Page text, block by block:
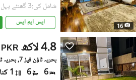
16
شامل کی:3 گھنٹے پہل
ایس ایم ایس
PKR 4.8 لاکھ
بحریہ ٹاؤن فیز 7, بحریہ ٹاؤن راولپنڈی
6
6 1 کنال